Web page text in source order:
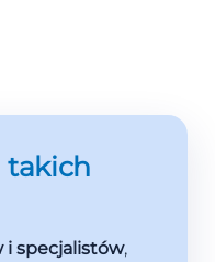
takich
i specjalistów,